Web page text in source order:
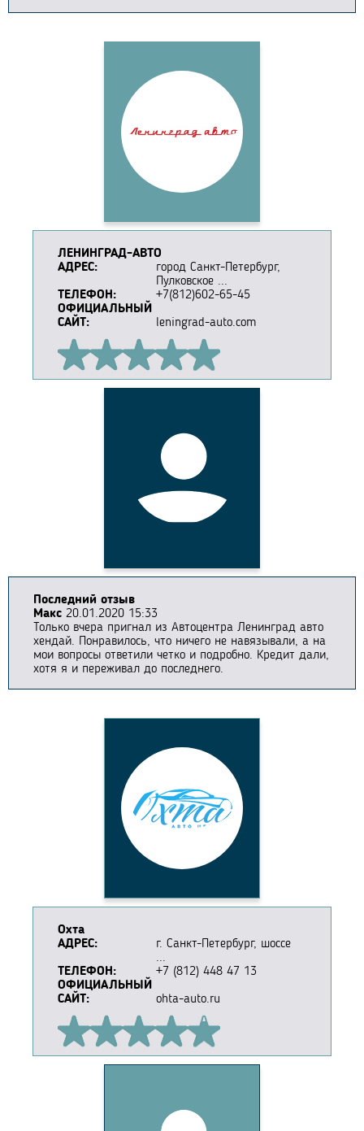
ЛЕНИНГРАД-АВТО
АДРЕС:
город Санкт-Петербург,
Пулковское ...
ТЕЛЕФОН:
+7(812)602-65-45
ОФИЦИАЛЬНЫЙ
САЙТ:
leningrad-auto.com
Последний отзыв
Макс 20.01.2020 15:33
Только вчера пригнал из Автоцентра Ленинград авто
хендай. Понравилось, что ничего не навязывали, а на
мои вопросы ответили четко и подробно. Кредит дали,
хотя я и переживал до последнего.
Охта
АДРЕС:
г. Санкт-Петербург, шоссе
...
ТЕЛЕФОН:
+7 (812) 448 47 13
ОФИЦИАЛЬНЫЙ
САЙТ:
ohta-auto.ru